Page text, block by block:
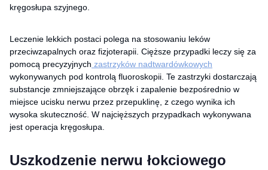
kręgosłupa szyjnego.
Leczenie lekkich postaci polega na stosowaniu leków
przeciwzapalnych oraz fizjoterapii. Cięższe przypadki leczy się za
pomocą precyzyjnych zastrzyków nadtwardówkowych
wykonywanych pod kontrolą fluoroskopii. Te zastrzyki dostarczają
substancje zmniejszające obrzęk i zapalenie bezpośrednio w
miejsce ucisku nerwu przez przepuklinę, z czego wynika ich
wysoka skuteczność. W najcięższych przypadkach wykonywana
jest operacja kręgosłupa.
Uszkodzenie nerwu łokciowego